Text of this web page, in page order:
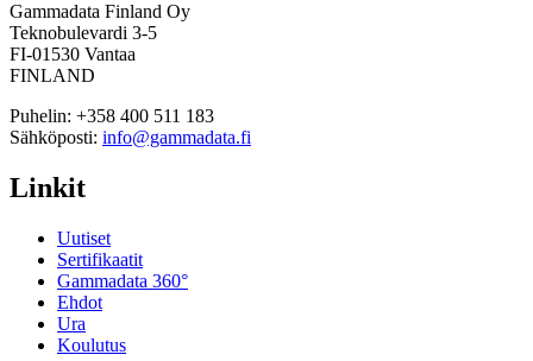
Gammadata Finland Oy
Teknobulevardi 3-5
FI-01530 Vantaa
FINLAND
Puhelin: +358 400 511 183
Sähköposti: info@gammadata.fi
Linkit
Uutiset
Sertifikaatit
Gammadata 360°
Ehdot
Ura
Koulutus